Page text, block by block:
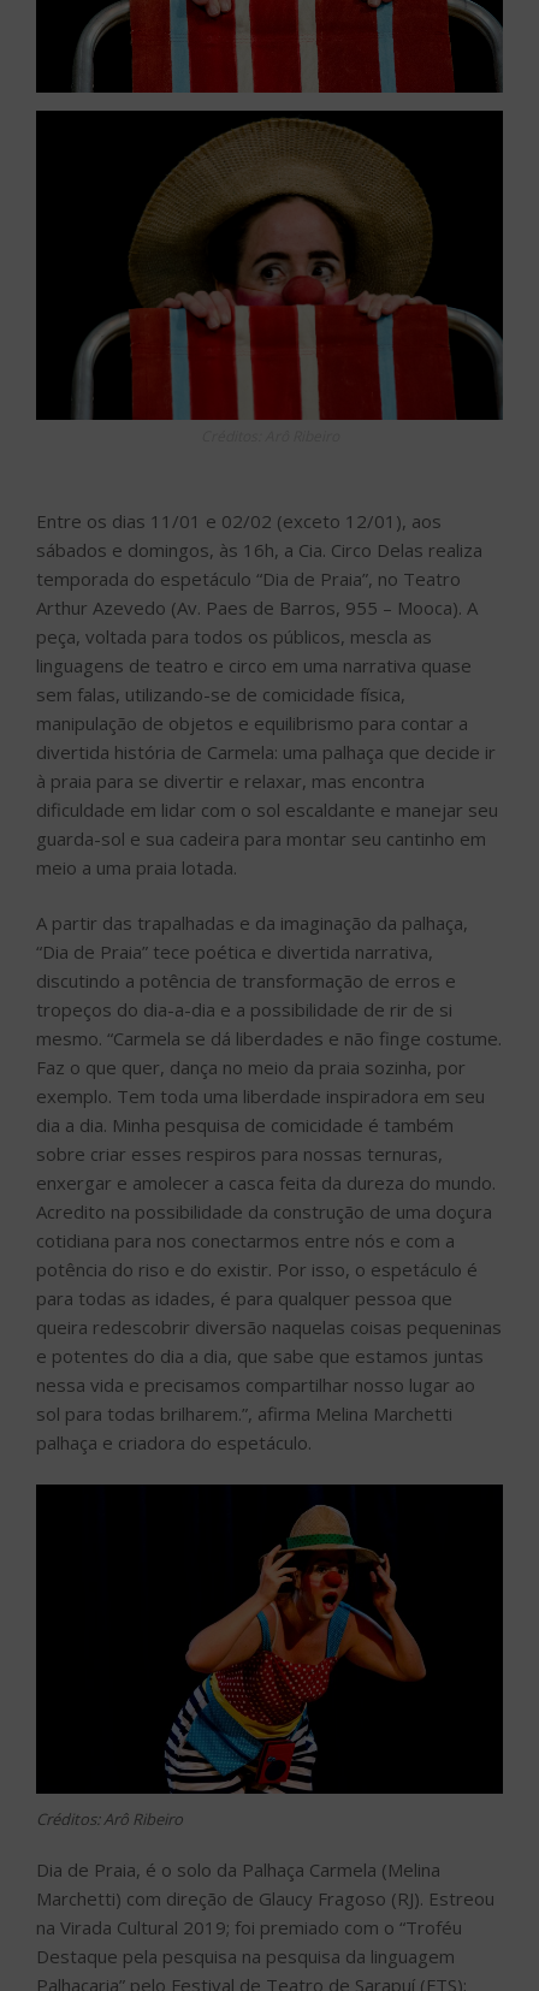
Entre os dias 11/01 e 02/02 (exceto 12/01), aos
sábados e domingos, às 16h, a Cia. Circo Delas realiza
temporada do espetáculo “Dia de Praia”, no Teatro
Arthur Azevedo (Av. Paes de Barros, 955 – Mooca). A
peça, voltada para todos os públicos, mescla as
linguagens de teatro e circo em uma narrativa quase
sem falas, utilizando-se de comicidade física,
manipulação de objetos e equilibrismo para contar a
divertida história de Carmela: uma palhaça que decide ir
à praia para se divertir e relaxar, mas encontra
dificuldade em lidar com o sol escaldante e manejar seu
guarda-sol e sua cadeira para montar seu cantinho em
meio a uma praia lotada.
A partir das trapalhadas e da imaginação da palhaça,
“Dia de Praia” tece poética e divertida narrativa,
discutindo a potência de transformação de erros e
tropeços do dia-a-dia e a possibilidade de rir de si
mesmo. “Carmela se dá liberdades e não finge costume.
Faz o que quer, dança no meio da praia sozinha, por
exemplo. Tem toda uma liberdade inspiradora em seu
dia a dia. Minha pesquisa de comicidade é também
sobre criar esses respiros para nossas ternuras,
enxergar e amolecer a casca feita da dureza do mundo.
Acredito na possibilidade da construção de uma doçura
cotidiana para nos conectarmos entre nós e com a
potência do riso e do existir. Por isso, o espetáculo é
para todas as idades, é para qualquer pessoa que
queira redescobrir diversão naquelas coisas pequeninas
e potentes do dia a dia, que sabe que estamos juntas
nessa vida e precisamos compartilhar nosso lugar ao
sol para todas brilharem.”, afirma Melina Marchetti
palhaça e criadora do espetáculo.
Créditos: Arô Ribeiro
Dia de Praia, é o solo da Palhaça Carmela (Melina
Marchetti) com direção de Glaucy Fragoso (RJ). Estreou
na Virada Cultural 2019; foi premiado com o “Troféu
Destaque pela pesquisa na pesquisa da linguagem
Palhaçaria” pelo Festival de Teatro de Sarapuí (FTS);